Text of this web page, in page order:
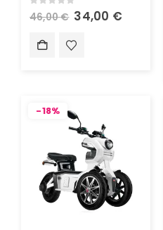
0 out of 5
46,00€ 34,00 €
-18%